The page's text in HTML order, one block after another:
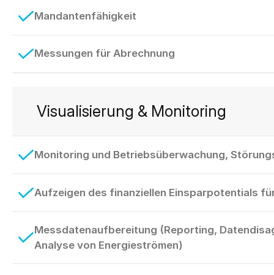
Mandantenfähigkeit
Messungen für Abrechnung
Visualisierung & Monitoring
Monitoring und Betriebsüberwachung,
Aufzeigen des finanziellen Einsparpotentials
Messdatenaufbereitung (Reporting,
Analyse von Energieströmen)